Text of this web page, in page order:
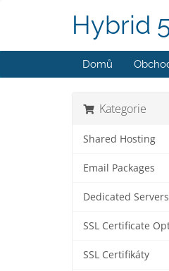
Hybrid
Domů
Kategorie
Shared Hosting
Email Packages
Dedicated Servers
SSL Certificate
SSL Certifikáty